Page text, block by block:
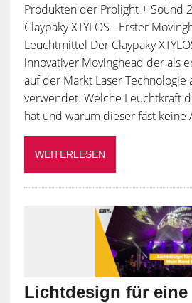
Produkten der Prolight + Sound
Claypaky XTYLOS - Erster
Leuchtmittel Der Claypaky
innovativer Movinghead der als
auf der Markt Laser Technologie
verwendet. Welche Leuchtkraft
hat und warum dieser fast keine
WEITERLESEN
Lichtdesign für eine